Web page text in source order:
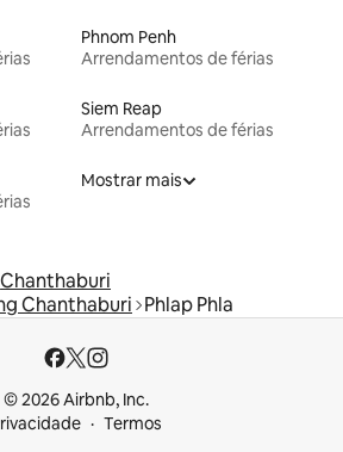
Phnom Penh
Arrendamentos de férias
Siem Reap
Arrendamentos de férias
Mostrar mais
Chanthaburi
Chanthaburi Phlap Phla
© 2026 Airbnb, Inc.
Termos